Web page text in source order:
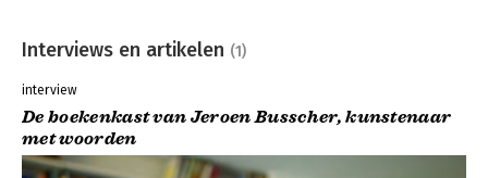
Interviews en artikelen (1)
interview
De boekenkast van Jeroen Busscher, kunstenaar
met woorden